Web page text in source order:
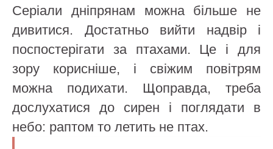
Серіали дніпрянам можна більше не
дивитися. Достатньо вийти надвір і
поспостерігати за птахами. Це і для
зору корисніше, і свіжим повітрям
можна подихати. Щоправда, треба
дослухатися до сирен і поглядати в
небо: раптом то летить не птах.